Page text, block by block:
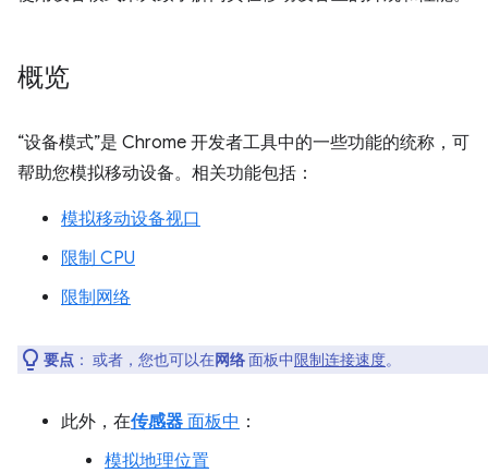
概览
“设备模式”是 Chrome 开发者工具中的一些功能的统称，可
帮助您模拟移动设备。相关功能包括：
模拟移动设备视口
限制 CPU
限制网络
要点 ： 或者，您也可以在网络面板中限制连接速度。
此外，在传感器 面板中 ：
模拟地理位置